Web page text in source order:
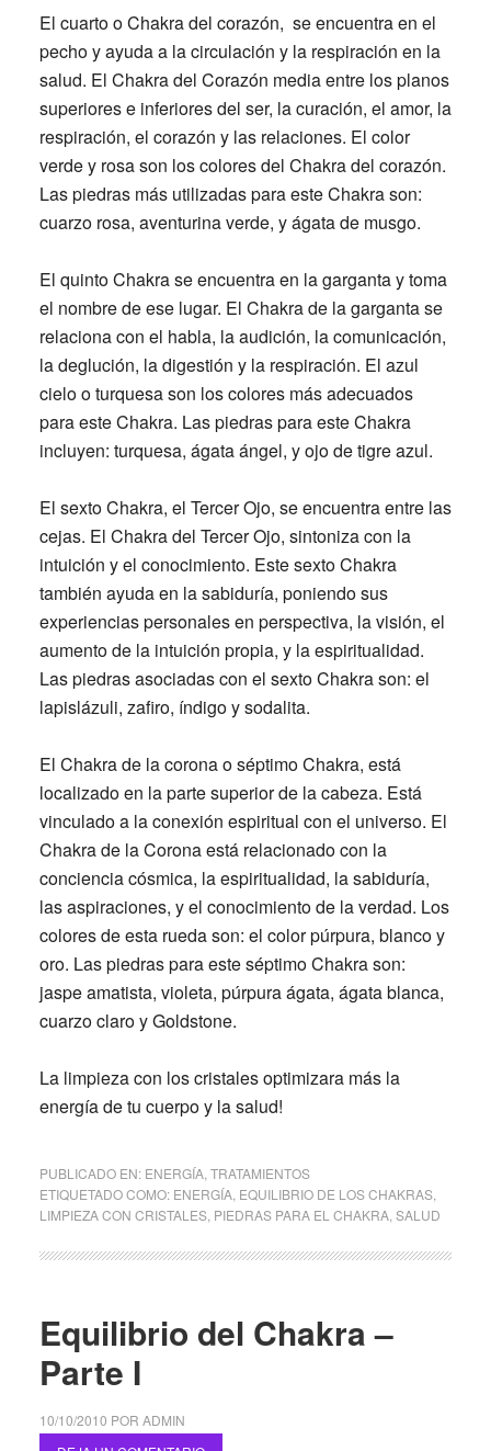
El cuarto o Chakra del corazón, se encuentra en el
pecho y ayuda a la circulación y la respiración en la
salud. El Chakra del Corazón media entre los planos
superiores e inferiores del ser, la curación, el amor, la
respiración, el corazón y las relaciones. El color
verde y rosa son los colores del Chakra del corazón.
Las piedras más utilizadas para este Chakra son:
cuarzo rosa, aventurina verde, y ágata de musgo.
El quinto Chakra se encuentra en la garganta y toma
el nombre de ese lugar. El Chakra de la garganta se
relaciona con el habla, la audición, la comunicación,
la deglución, la digestión y la respiración. El azul
cielo o turquesa son los colores más adecuados
para este Chakra. Las piedras para este Chakra
incluyen: turquesa, ágata ángel, y ojo de tigre azul.
El sexto Chakra, el Tercer Ojo, se encuentra entre las
cejas. El Chakra del Tercer Ojo, sintoniza con la
intuición y el conocimiento. Este sexto Chakra
también ayuda en la sabiduría, poniendo sus
experiencias personales en perspectiva, la visión, el
aumento de la intuición propia, y la espiritualidad.
Las piedras asociadas con el sexto Chakra son: el
lapislázuli, zafiro, índigo y sodalita.
El Chakra de la corona o séptimo Chakra, está
localizado en la parte superior de la cabeza. Está
vinculado a la conexión espiritual con el universo. El
Chakra de la Corona está relacionado con la
conciencia cósmica, la espiritualidad, la sabiduría,
las aspiraciones, y el conocimiento de la verdad. Los
colores de esta rueda son: el color púrpura, blanco y
oro. Las piedras para este séptimo Chakra son:
jaspe amatista, violeta, púrpura ágata, ágata blanca,
cuarzo claro y Goldstone.
La limpieza con los cristales optimizara más la
energía de tu cuerpo y la salud!
PUBLICADO EN: ENERGÍA, TRATAMIENTOS
ETIQUETADO COMO: ENERGÍA, EQUILIBRIO DE LOS CHAKRAS,
LIMPIEZA CON CRISTALES, PIEDRAS PARA EL CHAKRA, SALUD
Equilibrio del Chakra –
Parte I
10/10/2010 POR ADMIN